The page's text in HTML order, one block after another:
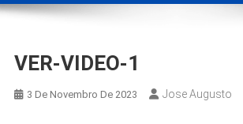
Marketing
VER-VIDEO-1
3 De Novembro De 2023 Jose Augusto